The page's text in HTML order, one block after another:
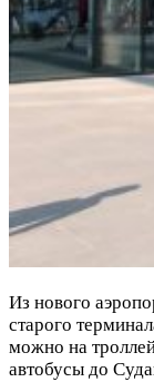
Из нового
старого
можно на
автобусы до